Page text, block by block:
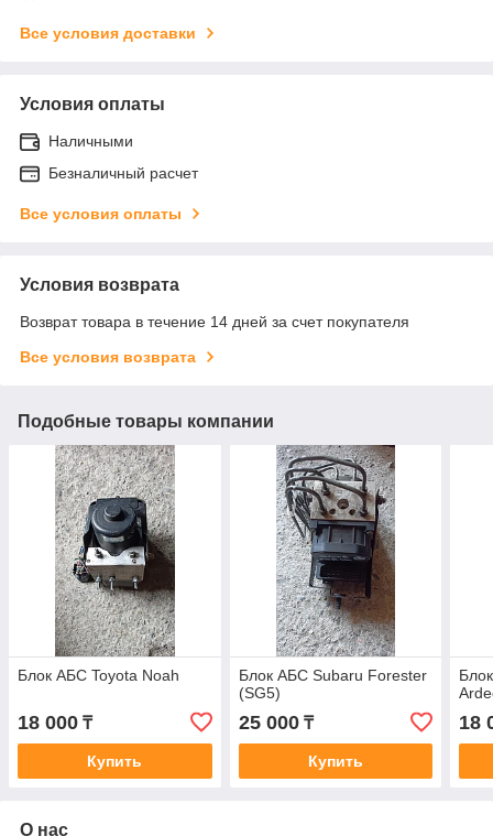
Все условия доставки
Условия оплаты
Наличными
Безналичный расчет
Все условия оплаты
Условия возврата
Возврат товара в течение 14 дней за счет покупателя
Все условия возврата
Подобные товары компании
Блок АБС Toyota Noah
18 000 ₸
Купить
Блок АБС Subaru Forester
(SG5)
25 000₸
Купить
18
О нас